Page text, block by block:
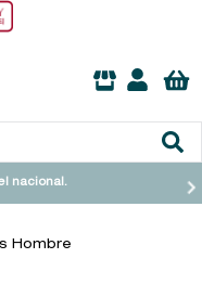
nacional.
Hombre